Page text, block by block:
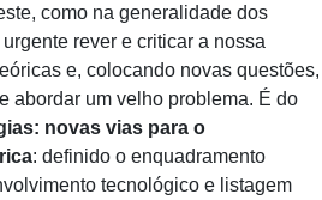
como na generalidade dos
rever e criticar a nossa
e, colocando novas questões,
abordar um velho problema. É do
novas vias para o
: definido o enquadramento
tecnológico e listagem